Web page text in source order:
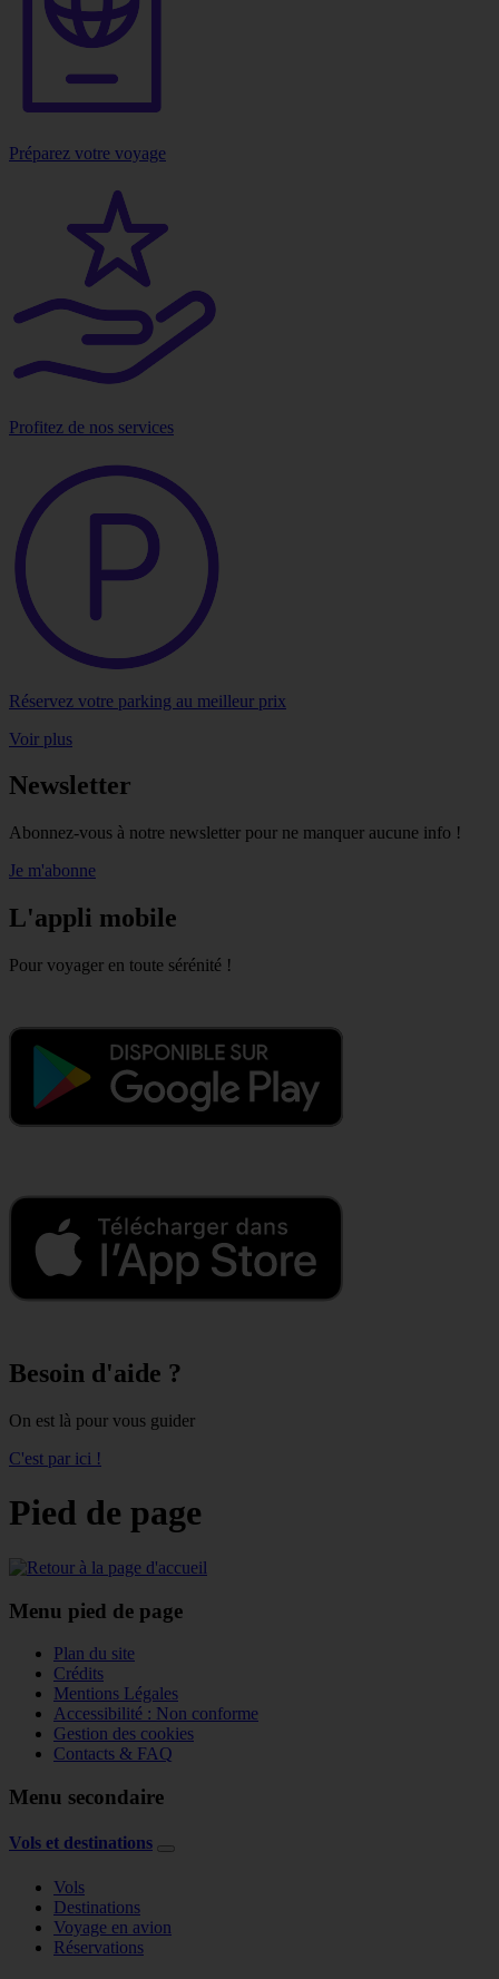
Préparez votre voyage
Profitez de nos services
Réservez votre parking au meilleur prix
Voir plus
Newsletter
Abonnez-vous à notre newsletter pour ne manquer aucune info !
Je m'abonne
L'appli mobile
Pour voyager en toute sérénité !
Besoin d'aide ?
On est là pour vous guider
C'est par ici !
Pied de page
Menu pied de page
Plan du site
Crédits
Mentions Légales
Accessibilité : Non conforme
Gestion des cookies
Contacts & FAQ
Menu secondaire
Vols et destinations
Vols
Destinations
Voyage en avion
Réservations